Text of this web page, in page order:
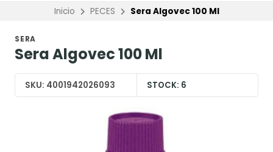
Inicio PECES Sera Algovec 100 Ml
SERA
Sera Algovec 100 Ml
SKU: 4001942026093 STOCK: 6